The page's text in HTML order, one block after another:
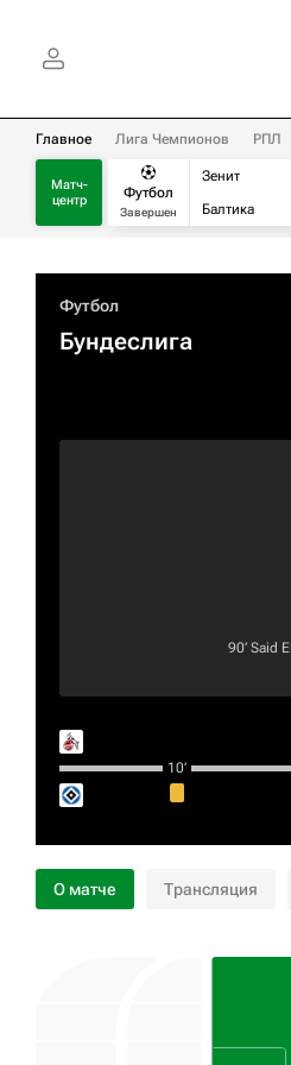
Главное Лига Чемпионов РПЛ
Матч-
центр
Футбол
Завершен
Зенит
Балтика
Футбол
Бундеслига
90‎’‎ Said
10‎’‎
О матче Трансляция